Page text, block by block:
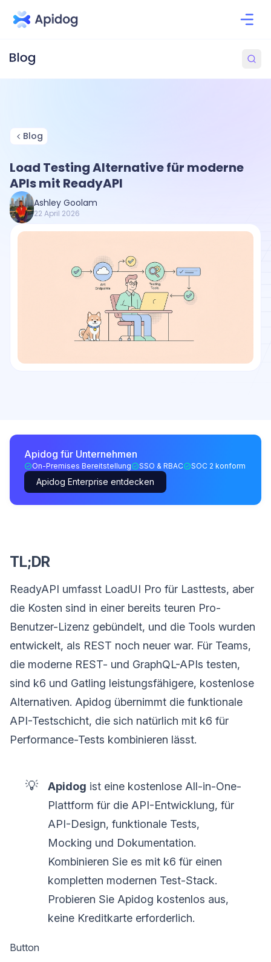
Blog
Load Testing Alternative für moderne
APIs mit ReadyAPI
Ashley Goolam
22 April 2026
Apidog für Unternehmen
On-Premises Bereitstellung SSO & RBAC SOC 2 konform
Apidog Enterprise entdecken
TL;DR
ReadyAPI umfasst LoadUI Pro für Lasttests, aber
die Kosten sind in einer bereits teuren Pro-
Benutzer-Lizenz gebündelt, und die Tools wurden
entwickelt, als REST noch neuer war. Für Teams,
die moderne REST- und GraphQL-APIs testen,
sind k6 und Gatling leistungsfähigere, kostenlose
Alternativen. Apidog übernimmt die funktionale
API-Testschicht, die sich natürlich mit k6 für
Performance-Tests kombinieren lässt.
💡 Apidog ist eine kostenlose All-in-One-
Plattform für die API-Entwicklung, für
API-Design, funktionale Tests,
Mocking und Dokumentation.
Kombinieren Sie es mit k6 für einen
kompletten modernen Test-Stack.
Probieren Sie Apidog kostenlos aus,
keine Kreditkarte erforderlich.
Button